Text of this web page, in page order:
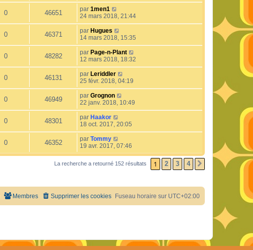
0 46651 par 1men1
24 mars 2018, 21:44
0 46371 par Hugues
14 mars 2018, 15:35
0 48282 par Page-n-Plant
12 mars 2018, 18:32
0 46131 par Leriddler
25 févr. 2018, 04:19
0 46949 par Grognon
22 janv. 2018, 10:49
0 48301 par Haakor
18 oct. 2017, 20:05
0 46352 par Tommy
19 avr. 2017, 07:46
La recherche a retourné 152 résultats 1 2 3 4 SUIVANT
Fuseau horaire sur UTC+02:00
Supprimer les cookies
Membres